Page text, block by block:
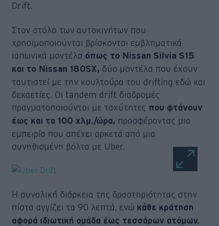
Drift.
Στον στόλο των αυτοκινήτων που
χρησιμοποιούνται βρίσκονται εμβληματικά
ιαπωνικά μοντέλα όπως το Nissan Silvia S15
και το Nissan 180SX, δύο μοντέλα που έχουν
ταυτιστεί με την κουλτούρα του drifting εδώ και
δεκαετίες. Οι tandem drift διαδρομές
πραγματοποιούνται με ταχύτητες που φτάνουν
έως και τα 100 χλμ./ώρα, προσφέροντας μια
εμπειρία που απέχει αρκετά από μια
συνηθισμένη βόλτα με Uber.
Η συνολική διάρκεια της δραστηριότητας στην
πίστα αγγίζει τα 90 λεπτά, ενώ κάθε κράτηση
αφορά ιδιωτική ομάδα έως τεσσάρων ατόμων.